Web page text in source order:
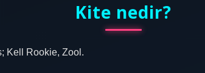
Kite nedir?
Kell Rookie, Zool.